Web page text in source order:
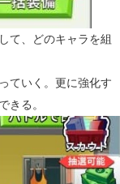
て、どのキャラを組
ていく。更に強化す
きる。